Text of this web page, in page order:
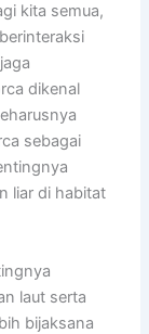
kita semua,
dikenal
sebagai
liar di habitat
laut serta
bijaksana